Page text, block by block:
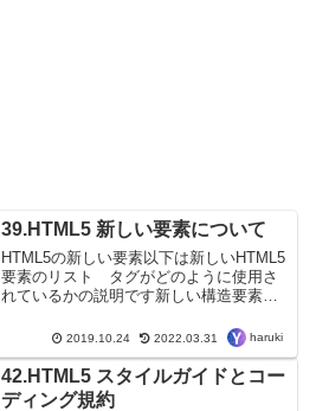
39.HTML5 新しい要素について
HTML5の新しい要素以下は新しいHTML5
要素のリスト タグがどのように使用さ
れているかの説明です新しい構造要素
しい要素を提供していますTag説明
<article>文書内の記事を定義します
<asid...
2019.10.24 2022.03.31 haruki
42.HTML5 スタイルガイドとコー
ディング規約